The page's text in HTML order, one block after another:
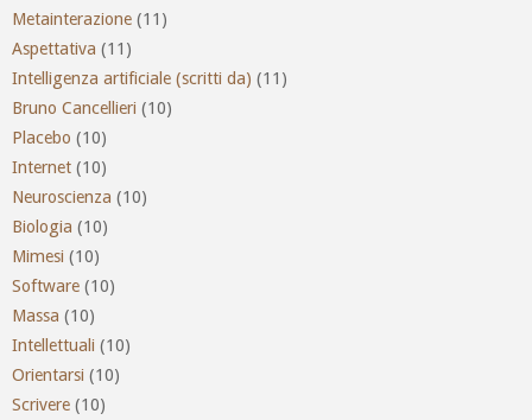
Metainterazione (11)
Aspettativa (11)
Intelligenza artificiale (scritti da) (11)
Bruno Cancellieri (10)
Placebo (10)
Internet (10)
Neuroscienza (10)
Biologia (10)
Mimesi (10)
Software (10)
Massa (10)
Intellettuali (10)
Orientarsi (10)
Scrivere (10)